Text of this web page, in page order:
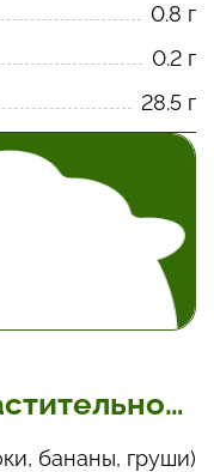
0.8 г
0.2 г
28.5 г
бананы, груши)